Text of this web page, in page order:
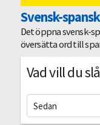
Svensk-
Det öppna svensk-
översätta ord till
Vad vill du